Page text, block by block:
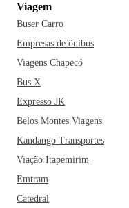
Viagem
Buser Carro
Empresas de ônibus
Viagens Chapecó
Bus X
Expresso JK
Belos Montes Viagens
Kandango Transportes
Viação Itapemirim
Emtram
Catedral